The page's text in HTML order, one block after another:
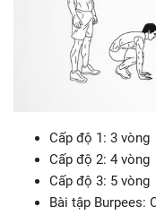
Cấp độ 1: 3 vòng
Cấp độ 2: 4 vòng
Cấp độ 3: 5 vòng
Bài tập Burpees: